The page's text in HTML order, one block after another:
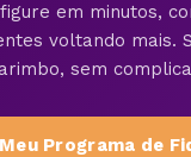
em minutos,
voltando mais.
sem
Programa de